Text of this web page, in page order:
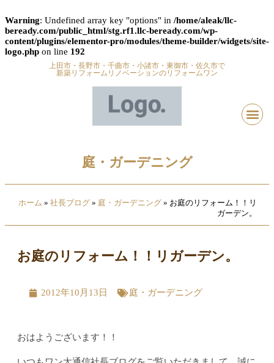
Warning: Undefined array key "options" in /home/aleak/llc-
beready.com/public_html/stg.rf1.llc-beready.com/wp-
content/plugins/elementor-pro/modules/theme-builder/widgets/site-
logo.php on line 192
上田市・長野市・千曲市・小諸市・東御市・佐久市で
新築リフォームリノベーションのリフォームワン
庭・ガーデニング
ホーム » 社長ブログ » 庭・ガーデニング » お庭のリフォーム！！リ
ガーデン。
お庭のリフォーム！！リガーデン。
2012年10月13日 庭・ガーデニング
おはようございます！！